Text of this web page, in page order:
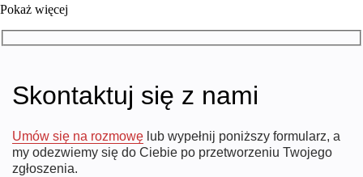
Pokaż więcej
Skontaktuj się z nami
Umów się na rozmowę lub wypełnij poniższy formularz, a
my odezwiemy się do Ciebie po przetworzeniu Twojego
zgłoszenia.